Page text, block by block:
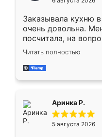
мебели буду
Заказывала кухню
очень довольна.
посчитала, на
Замерщик приехал
делу со всей
за день, ребята
Читать полностью
Аринка Р.
5 августа 2026